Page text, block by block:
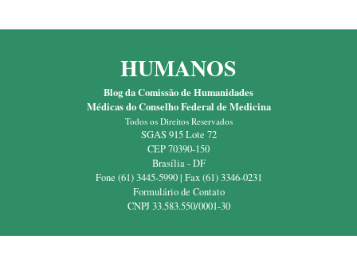
HUMANOS
Blog da Comissão de Humanidades
Médicas do Conselho Federal de Medicina
Todos os Direitos Reservados
SGAS 915 Lote 72
CEP 70390-150
Brasília - DF
Fone (61) 3445-5990 | Fax (61) 3346-0231
Formulário de Contato
CNPJ 33.583.550/0001-30